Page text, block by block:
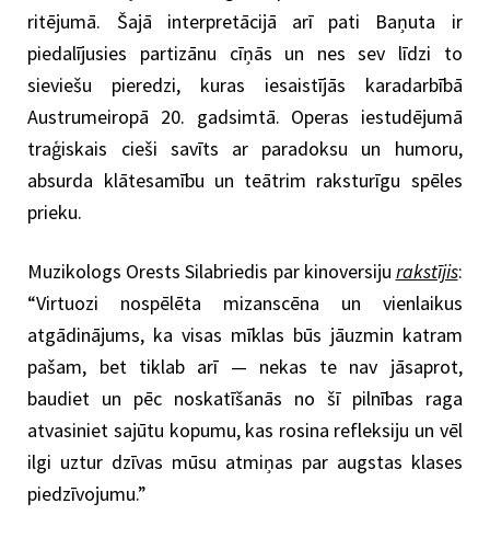
ritējumā. Šajā interpretācijā arī pati Baņuta ir
piedalījusies partizānu cīņās un nes sev līdzi to
sieviešu pieredzi, kuras iesaistījās karadarbībā
Austrumeiropā 20. gadsimtā. Operas iestudējumā
traģiskais cieši savīts ar paradoksu un humoru,
absurda klātesamību un teātrim raksturīgu spēles
prieku.
Muzikologs Orests Silabriedis par kinoversiju rakstījis:
“Virtuozi nospēlēta mizanscēna un vienlaikus
atgādinājums, ka visas mīklas būs jāuzmin katram
pašam, bet tiklab arī — nekas te nav jāsaprot,
baudiet un pēc noskatīšanās no šī pilnības raga
atvasiniet sajūtu kopumu, kas rosina refleksiju un vēl
ilgi uztur dzīvas mūsu atmiņas par augstas klases
piedzīvojumu.”